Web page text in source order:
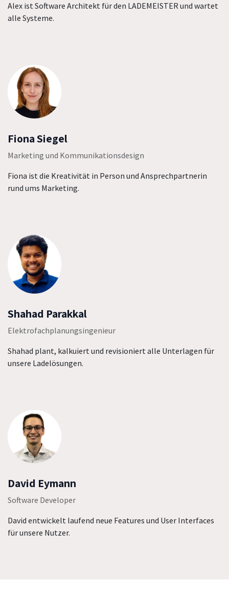
Alex ist Software Architekt für den LADEMEISTER und wartet
alle Systeme.
Fiona Siegel
Marketing und Kommunikationsdesign
Fiona ist die Kreativität in Person und Ansprechpartnerin
rund ums Marketing.
Shahad Parakkal
Elektrofachplanungsingenieur
Shahad plant, kalkuiert und revisioniert alle Unterlagen für
unsere Ladelösungen.
David Eymann
Software Developer
David entwickelt laufend neue Features und User Interfaces
für unsere Nutzer.